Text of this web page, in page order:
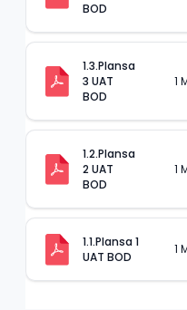
BOD
1.3.Plansa
3 UAT
BOD
1
1.2.Plansa
2 UAT
BOD
1
1.1.Plansa 1
UAT BOD
1